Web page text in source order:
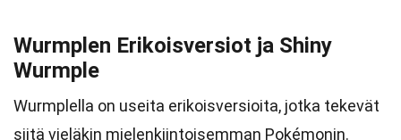
Wurmplen Erikoisversiot ja Shiny
Wurmple
Wurmplella on useita erikoisversioita, jotka tekevät
siitä vieläkin mielenkiintoisemman Pokémonin.